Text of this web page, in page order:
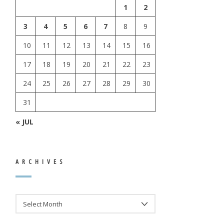
1
2
3
4 5 6 7 8
9
10
11 12 13 14 15
16
17
18 19 20 21 22
23
24
25 26 27 28 29
30
31
« JUL
ARCHIVES